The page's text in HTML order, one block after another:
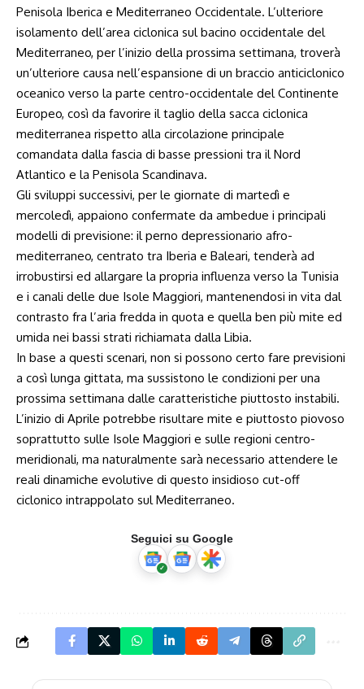
Penisola Iberica e Mediterraneo Occidentale. L’ulteriore
isolamento dell’area ciclonica sul bacino occidentale del
Mediterraneo, per l’inizio della prossima settimana, troverà
un’ulteriore causa nell’espansione di un braccio anticiclonico
oceanico verso la parte centro-occidentale del Continente
Europeo, così da favorire il taglio della sacca ciclonica
mediterranea rispetto alla circolazione principale
comandata dalla fascia di basse pressioni tra il Nord
Atlantico e la Penisola Scandinava.
Gli sviluppi successivi, per le giornate di martedì e
mercoledì, appaiono confermate da ambedue i principali
modelli di previsione: il perno depressionario afro-
mediterraneo, centrato tra Iberia e Baleari, tenderà ad
irrobustirsi ed allargare la propria influenza verso la Tunisia
e i canali delle due Isole Maggiori, mantenendosi in vita dal
contrasto fra l’aria fredda in quota e quella ben più mite ed
umida nei bassi strati richiamata dalla Libia.
In base a questi scenari, non si possono certo fare previsioni
a così lunga gittata, ma sussistono le condizioni per una
prossima settimana dalle caratteristiche piuttosto instabili.
L’inizio di Aprile potrebbe risultare mite e piuttosto piovoso
soprattutto sulle Isole Maggiori e sulle regioni centro-
meridionali, ma naturalmente sarà necessario attendere le
reali dinamiche evolutive di questo insidioso cut-off
ciclonico intrappolato sul Mediterraneo.
Seguici su Google